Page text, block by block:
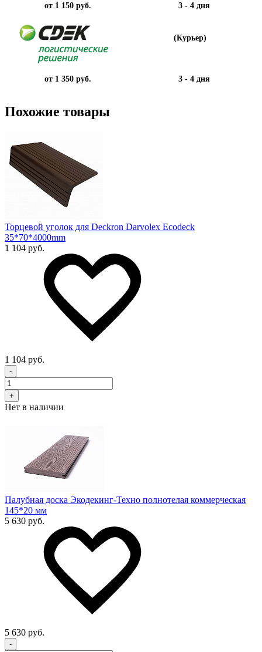
от 1 150 руб. 3 - 4 дня
(Курьер)
от 1 350 руб. 3 - 4 дня
Похожие товары
Торцевой уголок для Deckron Darvolex Ecodeck
35*70*4000mm
1 104 руб.
1 104 руб.
-
+
Нет в наличии
Палубная доска Экодекинг-Техно полнотелая коммерческая
145*20 мм
5 630 руб.
5 630 руб.
-